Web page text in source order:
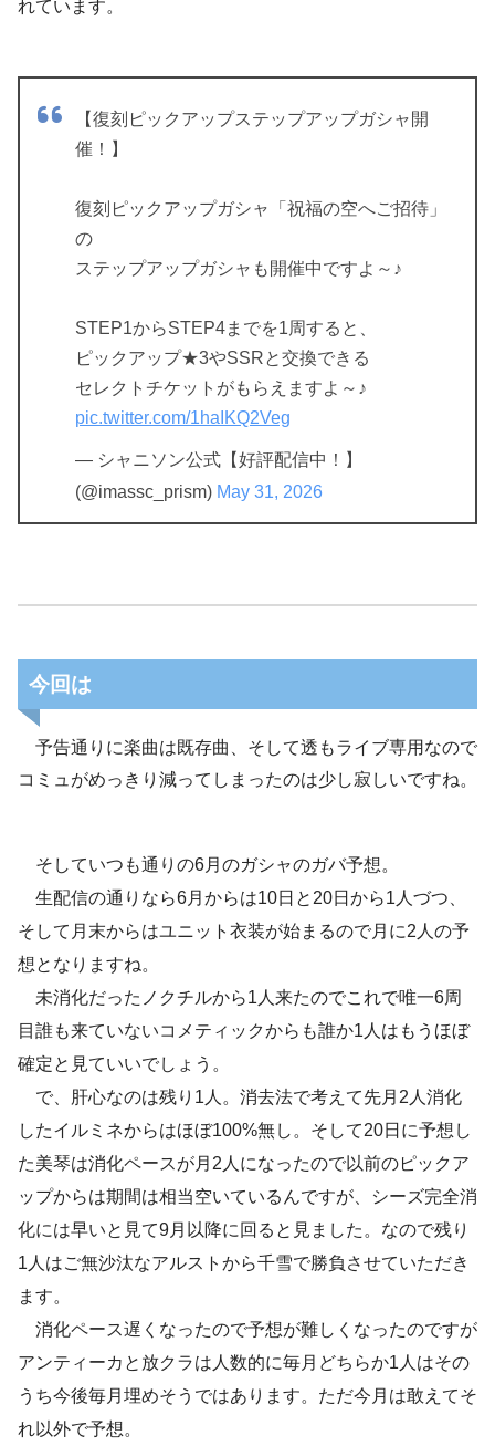
れています。
【復刻ピックアップステップアップガシャ開
催！】
復刻ピックアップガシャ「祝福の空へご招待」
の
ステップアップガシャも開催中ですよ～♪
STEP1からSTEP4までを1周すると、
ピックアップ★3やSSRと交換できる
セレクトチケットがもらえますよ～♪
pic.twitter.com/1haIKQ2Veg
— シャニソン公式【好評配信中！】
(@imassc_prism) May 31, 2026
今回は
予告通りに楽曲は既存曲、そして透もライブ専用なので
コミュがめっきり減ってしまったのは少し寂しいですね。
そしていつも通りの6月のガシャのガバ予想。
生配信の通りなら6月からは10日と20日から1人づつ、
そして月末からはユニット衣装が始まるので月に2人の予
想となりますね。
未消化だったノクチルから1人来たのでこれで唯一6周
目誰も来ていないコメティックからも誰か1人はもうほぼ
確定と見ていいでしょう。
で、肝心なのは残り1人。消去法で考えて先月2人消化
したイルミネからはほぼ100%無し。そして20日に予想し
た美琴は消化ペースが月2人になったので以前のピックア
ップからは期間は相当空いているんですが、シーズ完全消
化には早いと見て9月以降に回ると見ました。なので残り
1人はご無沙汰なアルストから千雪で勝負させていただき
ます。
消化ペース遅くなったので予想が難しくなったのですが
アンティーカと放クラは人数的に毎月どちらか1人はその
うち今後毎月埋めそうではあります。ただ今月は敢えてそ
れ以外で予想。